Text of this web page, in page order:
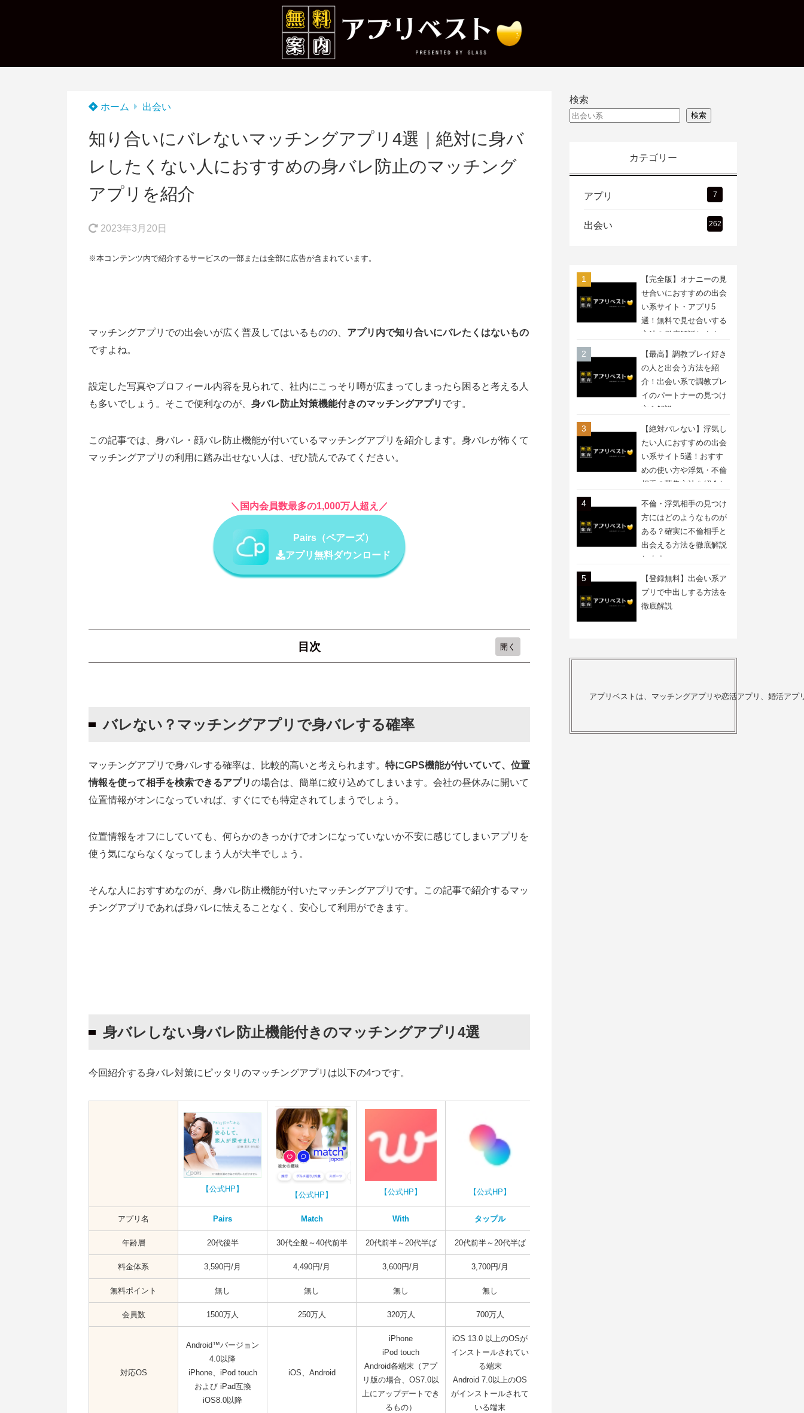
ホーム 出会い
知り合いにバレないマッチングアプリ4選｜絶対に身バ
レしたくない人におすすめの身バレ防止のマッチング
アプリを紹介
2023年3月20日
※本コンテンツ内で紹介するサービスの一部または全部に広告が含まれています。
マッチングアプリでの出会いが広く普及してはいるものの、 アプリ内で知り合いにバレたくはないもの
ですよね。
設定した写真やプロフィール内容を見られて、社内にこっそり噂が広まってしまったら困ると考える人
も多いでしょう。そこで便利なのが、 身バレ防止対策機能付きのマッチングアプリ です。
この記事では、身バレ・顔バレ防止機能が付いているマッチングアプリを紹介します。身バレが怖くて
マッチングアプリの利用に踏み出せない人は、ぜひ読んでみてください。
＼国内会員数最多の1,000万人超え／
Pairs（ペアーズ）
アプリ無料ダウンロード
目次
Pairs（ペアーズ）
With（ウィズ）
タップル（tapple）
身バレする確率を極限まで減らすバレないテクニック
Facebook登録を利用する
身バレしてしまった時に使える言い訳を紹介（特定後の言い訳集）
すぐにアカウントとアプリを削除する【バレそうになったら】
バレない？マッチングアプリで身バレする確率
マッチングアプリで身バレする確率は、比較的高いと考えられます。 特にGPS機能が付いていて、位置
情報を使って相手を検索できるアプリの場合は、簡単に絞り込めてしまいます。会社の昼休みに開いて
位置情報がオンになっていれば、すぐにでも特定されてしまうでしょう。
位置情報をオフにしていても、何らかのきっかけでオンになっていないか不安に感じてしまいアプリを
使う気にならなくなってしまう人が大半でしょう。
そんな人におすすめなのが、身バレ防止機能が付いたマッチングアプリです。この記事で紹介するマッ
チングアプリであれば身バレに怯えることなく、安心して利用ができます。
身バレしない身バレ防止機能付きのマッチングアプリ4選
今回紹介する身バレ対策にピッタリのマッチングアプリは以下の4つです。
【公式HP】
【公式HP】 【公式HP】 【公式HP】
アプリ名 Pairs Match With タップル
年齢層 20代後半 30代全般～40代前半 20代前半～20代半ば 20代前半～20代半ば
料金体系 3,590円/月 4,490円/月 3,600円/月 3,700円/月
無料ポイント 無し 無し 無し 無し
会員数 1500万人 250万人 320万人 700万人
対応OS
Android™バージョン
4.0以降
iPhone、iPod touch
および iPad互換
iOS8.0以降
iOS、Android
iPhone
iPod touch
Android各端末（アプ
リ版の場合、OS7.0以
上にアップデートでき
るもの）
iOS 13.0 以上のOSが
インストールされてい
る端末
Android 7.0以上のOS
がインストールされて
いる端末
検索
検索
カテゴリー
アプリ 7
出会い 262
【完全版】オナニーの見
せ合いにおすすめの出会
い系サイト・アプリ5
選！無料で見せ合いする
方法を徹底解説します
【最高】調教プレイ好き
の人と出会う方法を紹
介！出会い系で調教プレ
イのパートナーの見つけ
方を解説
【絶対バレない】浮気し
たい人におすすめの出会
い系サイト5選！おすす
めの使い方や浮気・不倫
相手の募集方法を紹介し
ます
不倫・浮気相手の見つけ
方にはどのようなものが
ある？確実に不倫相手と
出会える方法を徹底解説
します
【登録無料】出会い系ア
プリで中出しする方法を
徹底解説
アプリベストは、マッチングアプリや恋活アプリ、婚活ア